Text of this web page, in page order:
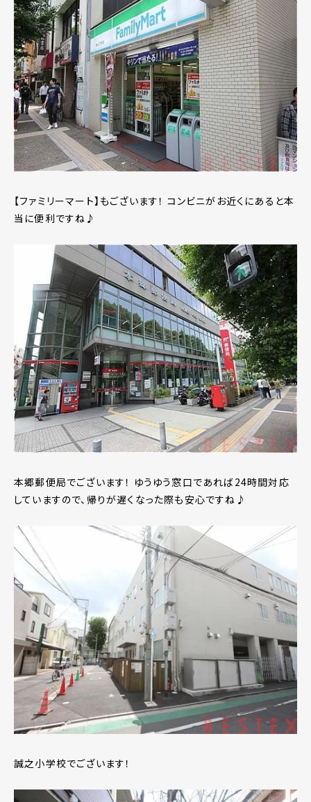
【ファミリーマート】もございます！ コンビニがお近くにあると本
当に便利ですね♪
本郷郵便局でございます！ ゆうゆう窓口であれば24時間対応
していますので、帰りが遅くなった際も安心ですね♪
誠之小学校でございます！